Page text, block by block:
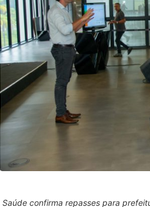
Saúde confirma repasses para